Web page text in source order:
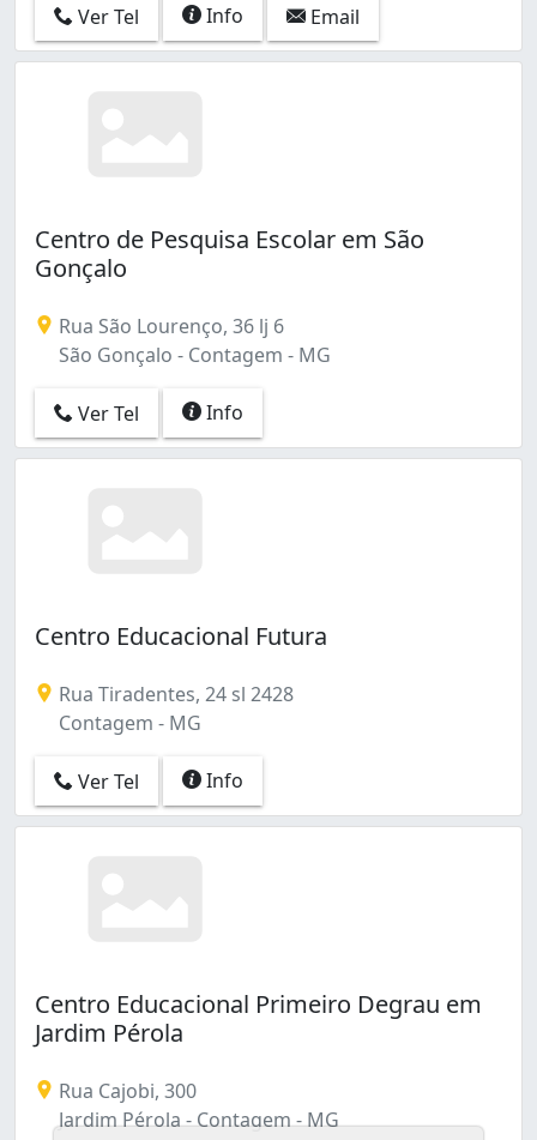
Ver Tel Info Email
Centro de Pesquisa Escolar em São
Gonçalo
Rua São Lourenço, 36 lj 6
São Gonçalo - Contagem - MG
Ver Tel Info
Centro Educacional Futura
Rua Tiradentes, 24 sl 2428
Contagem - MG
Ver Tel Info
Centro Educacional Primeiro Degrau em
Jardim Pérola
Rua Cajobi, 300
Jardim Pérola - Contagem - MG